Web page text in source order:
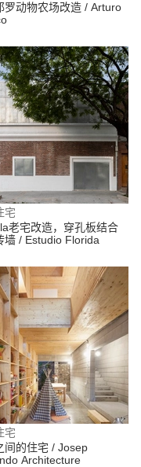
罗动物农场改造 / Arturo
宅
老宅改造，穿孔板结合
墙 / Estudio Florida
宅
间的住宅 / Josep
Architecture